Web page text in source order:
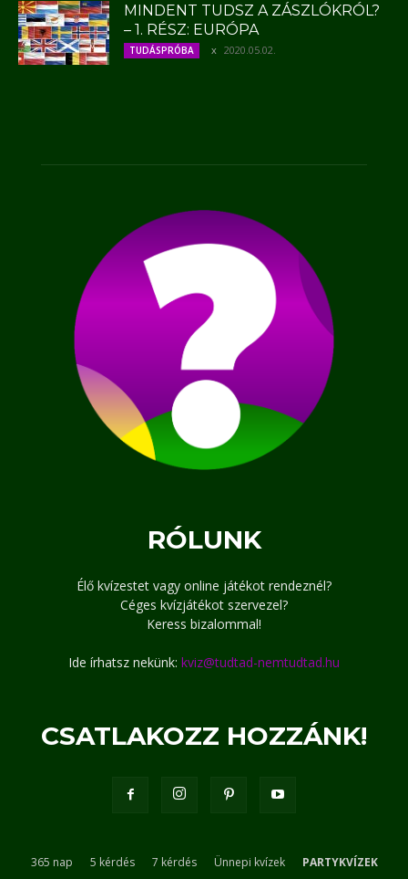
MINDENT TUDSZ A ZÁSZLÓKRÓL?
– 1. RÉSZ: EURÓPA
TUDÁSPRÓBA 2020.05.02.
RÓLUNK
Élő kvízestet vagy online játékot rendeznél?
Céges kvízjátékot szervezel?
Keress bizalommal!
Ide írhatsz nekünk: kviz@tudtad-nemtudtad.hu
CSATLAKOZZ HOZZÁNK!
365 nap 5 kérdés 7 kérdés Ünnepi kvízek PARTYKVÍZEK